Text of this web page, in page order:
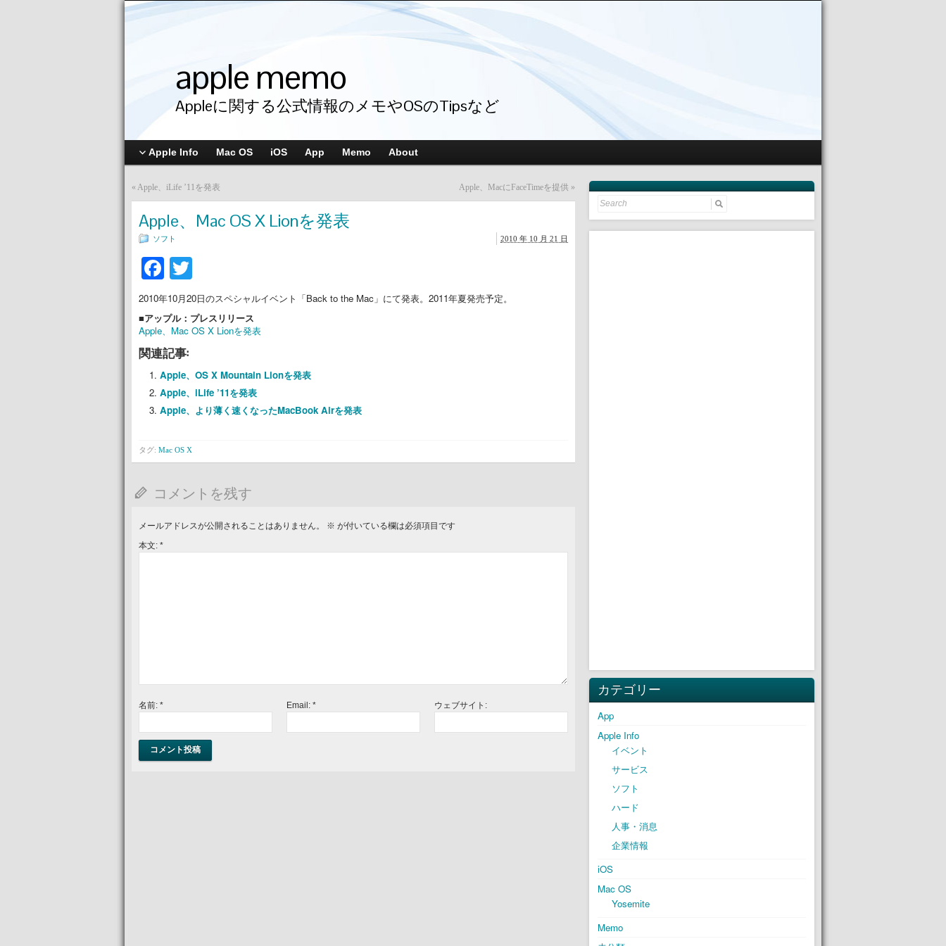
apple memo
Appleに関する公式情報のメモやOSのTipsなど
Apple Info Mac OS iOS App Memo About
« Apple、iLife ’11を発表 Apple、MacにFaceTimeを提供 »
Apple、Mac OS X Lionを発表
ソフト 2010 年 10 月 21 日
Facebook
2010年10月20日のスペシャルイベント「Back to the Mac」にて発表。2011年夏発売予定。
■アップル：プレスリリース
Apple、Mac OS X Lionを発表
関連記事:
Apple、OS X Mountain Lionを発表
Apple、iLife ’11を発表
Apple、より薄く速くなったMacBook Airを発表
タグ: Mac OS X
コメントを残す
メールアドレスが公開されることはありません。 ※ が付いている欄は必須項目です
本文: *
名前: * Email: * ウェブサイト:
Search
カテゴリー
App
Apple Info
イベント
サービス
ソフト
ハード
人事・消息
企業情報
iOS
Mac OS
Yosemite
Memo